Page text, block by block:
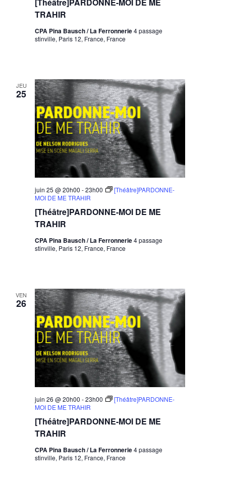
[Théâtre]PARDONNE-MOI DE ME
TRAHIR
CPA Pina Bausch / La Ferronnerie4 passage
stinville, Paris 12, France, France
JEU
25
[Théâtre]PARDONNE-MOI DE ME
TRAHIR
juin 25 @ 20h00 -23h00
[Théâtre]PARDONNE-
MOI DE ME TRAHIR
CPA Pina Bausch / La Ferronnerie4 passage
stinville, Paris 12, France, France
VEN
26
[Théâtre]PARDONNE-MOI DE ME
TRAHIR
juin 26 @ 20h00 -23h00
[Théâtre]PARDONNE-
MOI DE ME TRAHIR
CPA Pina Bausch / La Ferronnerie4 passage
stinville, Paris 12, France, France